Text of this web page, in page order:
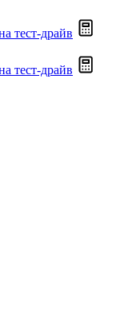
тест-драйв
тест-драйв